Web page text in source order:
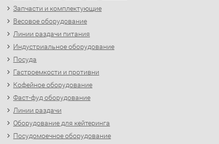
Запчасти и комплектующие
Весовое оборудование
Линии раздачи питания
Индустриальное оборудование
Посуда
Гастроемкости и противни
Кофейное оборудование
Фаст-фуд оборудование
Линии раздачи
Оборудование для кейтеринга
Посудомоечное оборудование